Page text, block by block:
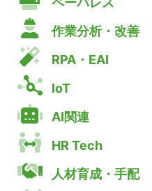
作業分析・改善
RPA・EAI
IoT
AI関連
HR Tech
人材育成・手配